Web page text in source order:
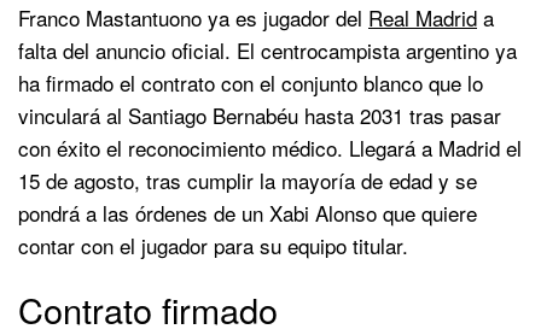
Franco Mastantuono ya es jugador del Real Madrid a
falta del anuncio oficial. El centrocampista argentino ya
ha firmado el contrato con el conjunto blanco que lo
vinculará al Santiago Bernabéu hasta 2031 tras pasar
con éxito el reconocimiento médico. Llegará a Madrid el
15 de agosto, tras cumplir la mayoría de edad y se
pondrá a las órdenes de un Xabi Alonso que quiere
contar con el jugador para su equipo titular.
Contrato firmado